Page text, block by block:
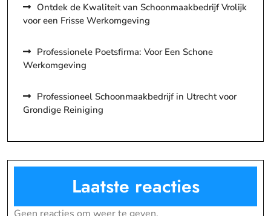
Ontdek de Kwaliteit van Schoonmaakbedrijf Vrolijk
voor een Frisse Werkomgeving
Professionele Poetsfirma: Voor Een Schone
Werkomgeving
Professioneel Schoonmaakbedrijf in Utrecht voor
Grondige Reiniging
Laatste reacties